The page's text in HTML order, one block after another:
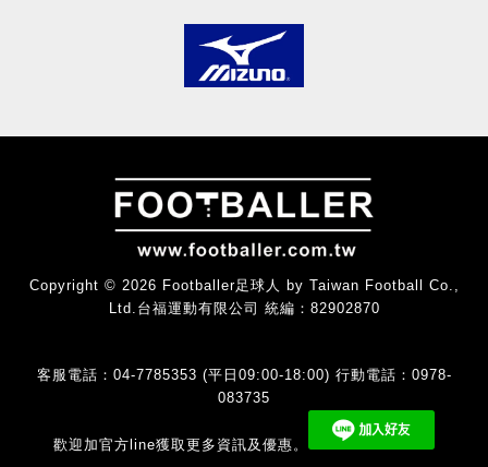
Copyright © 2026 Footballer足球人 by Taiwan Football Co.,
Ltd.台福運動有限公司 統編：82902870
客服電話：04-7785353 (平日09:00-18:00) 行動電話：0978-
083735
歡迎加官方line獲取更多資訊及優惠。